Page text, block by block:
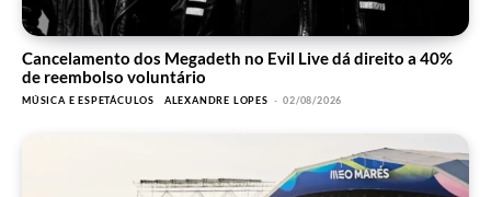
Cancelamento dos Megadeth no Evil Live dá direito a 40%
de reembolso voluntário
MÚSICA E ESPETÁCULOS ALEXANDRE LOPES - 02/08/2026